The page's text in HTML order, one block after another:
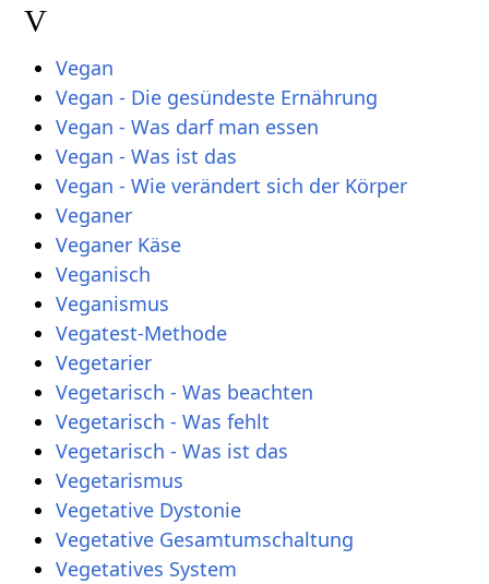
V
Vegan
Vegan - Die gesündeste Ernährung
Vegan - Was darf man essen
Vegan - Was ist das
Vegan - Wie verändert sich der Körper
Veganer
Veganer Käse
Veganisch
Veganismus
Vegatest-Methode
Vegetarier
Vegetarisch - Was beachten
Vegetarisch - Was fehlt
Vegetarisch - Was ist das
Vegetarismus
Vegetative Dystonie
Vegetative Gesamtumschaltung
Vegetatives System